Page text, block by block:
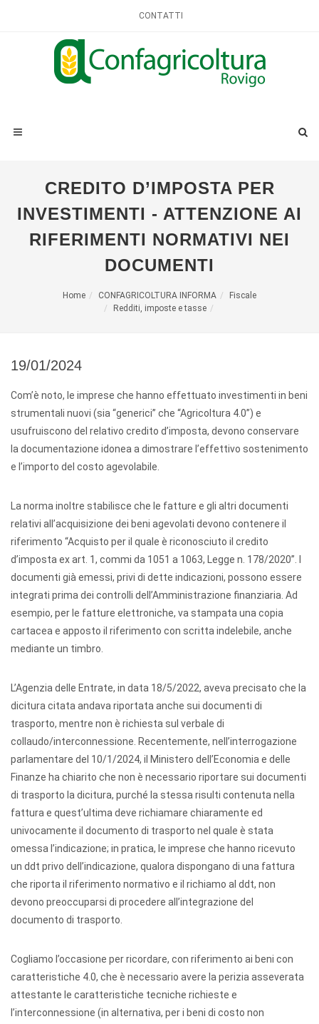
CONTATTI
CREDITO D’IMPOSTA PER
INVESTIMENTI - ATTENZIONE AI
RIFERIMENTI NORMATIVI NEI
DOCUMENTI
Home CONFAGRICOLTURA INFORMA
Fiscale
Redditi, imposte e tasse
19/01/2024
Com’è noto, le imprese che hanno effettuato investimenti in beni
strumentali nuovi (sia “generici” che “Agricoltura 4.0”) e
usufruiscono del relativo credito d’imposta, devono conservare
la documentazione idonea a dimostrare l’effettivo sostenimento
e l’importo del costo agevolabile.
La norma inoltre stabilisce che le fatture e gli altri documenti
relativi all’acquisizione dei beni agevolati devono contenere il
riferimento “Acquisto per il quale è riconosciuto il credito
d’imposta ex art. 1, commi da 1051 a 1063, Legge n. 178/2020”. I
documenti già emessi, privi di dette indicazioni, possono essere
integrati prima dei controlli dell’Amministrazione finanziaria. Ad
esempio, per le fatture elettroniche, va stampata una copia
cartacea e apposto il riferimento con scritta indelebile, anche
mediante un timbro.
L’Agenzia delle Entrate, in data 18/5/2022, aveva precisato che la
dicitura citata andava riportata anche sui documenti di
trasporto, mentre non è richiesta sul verbale di
collaudo/interconnessione. Recentemente, nell’interrogazione
parlamentare del 10/1/2024, il Ministero dell’Economia e delle
Finanze ha chiarito che non è necessario riportare sui documenti
di trasporto la dicitura, purché la stessa risulti contenuta nella
fattura e quest’ultima deve richiamare chiaramente ed
univocamente il documento di trasporto nel quale è stata
omessa l’indicazione; in pratica, le imprese che hanno ricevuto
un ddt privo dell’indicazione, qualora dispongano di una fattura
che riporta il riferimento normativo e il richiamo al ddt, non
devono preoccuparsi di procedere all’integrazione del
documento di trasporto.
Cogliamo l’occasione per ricordare, con riferimento ai beni con
caratteristiche 4.0, che è necessario avere la perizia asseverata
attestante le caratteristiche tecniche richieste e
l’interconnessione (in alternativa, per i beni di costo non